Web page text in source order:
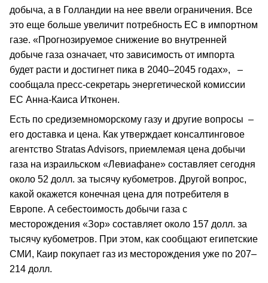
добыча, а в Голландии на нее ввели ограничения. Все
это еще больше увеличит потребность ЕС в импортном
газе. «Прогнозируемое снижение во внутренней
добыче газа означает, что зависимость от импорта
будет расти и достигнет пика в 2040–2045 годах», –
сообщала пресс-секретарь энергетической комиссии
ЕС Анна-Каиса Итконен.
Есть по средиземноморскому газу и другие вопросы –
его доставка и цена. Как утверждает консалтинговое
агентство Stratas Advisors, приемлемая цена добычи
газа на израильском «Левиафане» составляет сегодня
около 52 долл. за тысячу кубометров. Другой вопрос,
какой окажется конечная цена для потребителя в
Европе. А себестоимость добычи газа с
месторождения «Зор» составляет около 157 долл. за
тысячу кубометров. При этом, как сообщают египетские
СМИ, Каир покупает газ из месторождения уже по 207–
214 долл.